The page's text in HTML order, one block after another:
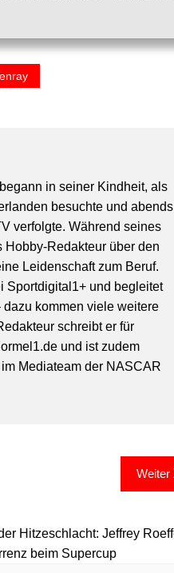
in seiner Kindheit, als
besuchte und abends
verfolgte. Während seines
Redakteur über den
Leidenschaft zum Beruf.
Sportdigital1+ und begleitet
dazu kommen viele weitere
schreibt er für
und ist zudem
Mediateam der NASCAR
Weiter